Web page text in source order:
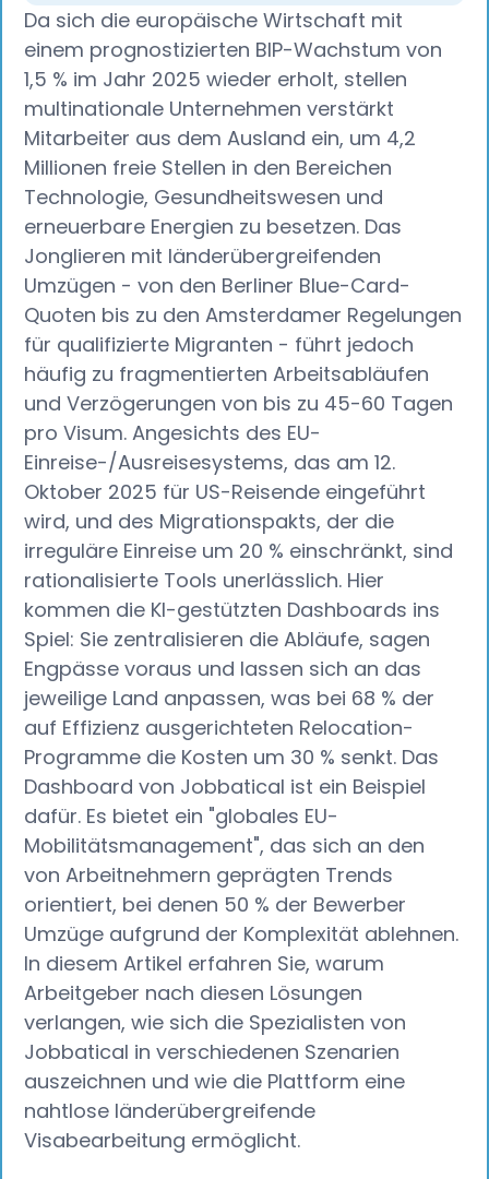
Da sich die europäische Wirtschaft mit
einem prognostizierten BIP-Wachstum von
1,5 % im Jahr 2025 wieder erholt, stellen
multinationale Unternehmen verstärkt
Mitarbeiter aus dem Ausland ein, um 4,2
Millionen freie Stellen in den Bereichen
Technologie, Gesundheitswesen und
erneuerbare Energien zu besetzen. Das
Jonglieren mit länderübergreifenden
Umzügen - von den Berliner Blue-Card-
Quoten bis zu den Amsterdamer Regelungen
für qualifizierte Migranten - führt jedoch
häufig zu fragmentierten Arbeitsabläufen
und Verzögerungen von bis zu 45-60 Tagen
pro Visum. Angesichts des EU-
Einreise-/Ausreisesystems, das am 12.
Oktober 2025 für US-Reisende eingeführt
wird, und des Migrationspakts, der die
irreguläre Einreise um 20 % einschränkt, sind
rationalisierte Tools unerlässlich. Hier
kommen die KI-gestützten Dashboards ins
Spiel: Sie zentralisieren die Abläufe, sagen
Engpässe voraus und lassen sich an das
jeweilige Land anpassen, was bei 68 % der
auf Effizienz ausgerichteten Relocation-
Programme die Kosten um 30 % senkt. Das
Dashboard von Jobbatical ist ein Beispiel
dafür. Es bietet ein "globales EU-
Mobilitätsmanagement", das sich an den
von Arbeitnehmern geprägten Trends
orientiert, bei denen 50 % der Bewerber
Umzüge aufgrund der Komplexität ablehnen.
In diesem Artikel erfahren Sie, warum
Arbeitgeber nach diesen Lösungen
verlangen, wie sich die Spezialisten von
Jobbatical in verschiedenen Szenarien
auszeichnen und wie die Plattform eine
nahtlose länderübergreifende
Visabearbeitung ermöglicht.